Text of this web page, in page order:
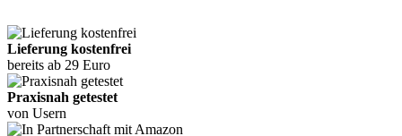
Lieferung kostenfrei
bereits ab 29 Euro
Praxisnah getestet
von Usern